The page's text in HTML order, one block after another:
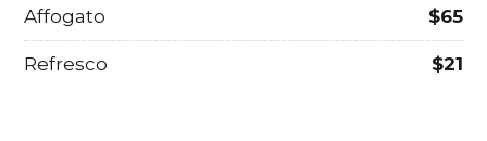
Affogato $65
Refresco $21